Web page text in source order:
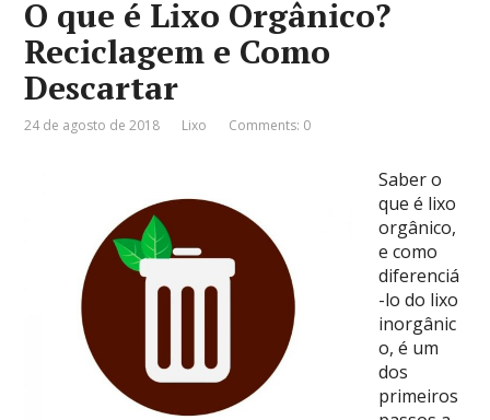
O que é Lixo Orgânico?
Reciclagem e Como
Descartar
24 de agosto de 2018 Lixo Comments: 0
Saber o
que é lixo
orgânico,
e como
diferenciá
-lo do lixo
inorgânic
o, é um
dos
primeiros